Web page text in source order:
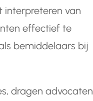
interpreteren van
effectief te
bemiddelaars bij
dragen advocaten